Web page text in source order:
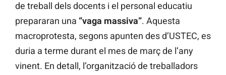
de treball dels docents i el personal educatiu
prepararan una “vaga massiva”. Aquesta
macroprotesta, segons apunten des d’USTEC, es
duria a terme durant el mes de març de l’any
vinent. En detall, l’organització de treballadors